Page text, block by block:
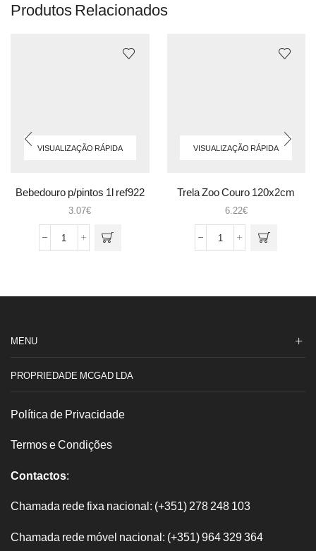
Produtos Relacionados
VISUALIZAÇÃO RÁPIDA
Bebedouro p/pintos 1l ref922
3.07€
Quantidade
1l
VISUALIZAÇÃO RÁPIDA
Trela Zoo Couro 120x2cm
6.22€
Quantidade
Couro
MENU
PROPRIEDADE MCGAD LDA
Política de Privacidade
Termos e Condições
Contactos:
Chamada rede fixa nacional: (+351) 278 248 103
Chamada rede móvel nacional: (+351) 964 329 364